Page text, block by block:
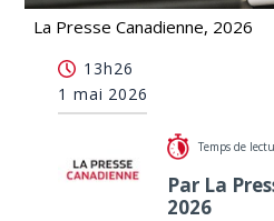
La Presse Canadienne, 2026
l'échéance de l'entente
13h26
1 mai 2026
Temps de
Par La
2026